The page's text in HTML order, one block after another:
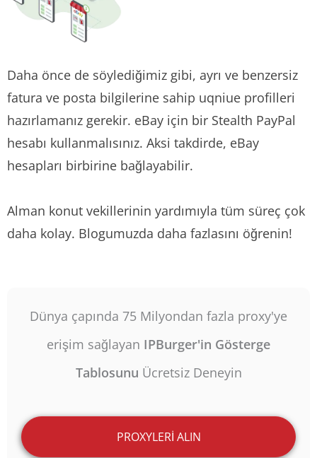
Daha önce de söylediğimiz gibi, ayrı ve benzersiz
fatura ve posta bilgilerine sahip uqniue profilleri
hazırlamanız gerekir. eBay için bir Stealth PayPal
hesabı kullanmalısınız. Aksi takdirde, eBay
hesapları birbirine bağlayabilir.
Alman konut vekillerinin yardımıyla tüm süreç çok
daha kolay. Blogumuzda daha fazlasını öğrenin!
Dünya çapında 75 Milyondan fazla proxy'ye
erişim sağlayan IPBurger'in Gösterge
Tablosunu Ücretsiz Deneyin
PROXYLERI ALIN